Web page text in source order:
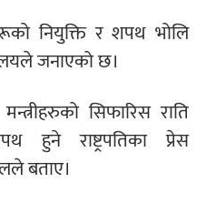
नियुक्ति र शपथ भोलि
जनाएको छ।
मन्त्रीहरुको सिफारिस राति
हुने राष्ट्रपतिका प्रेस
बताए।